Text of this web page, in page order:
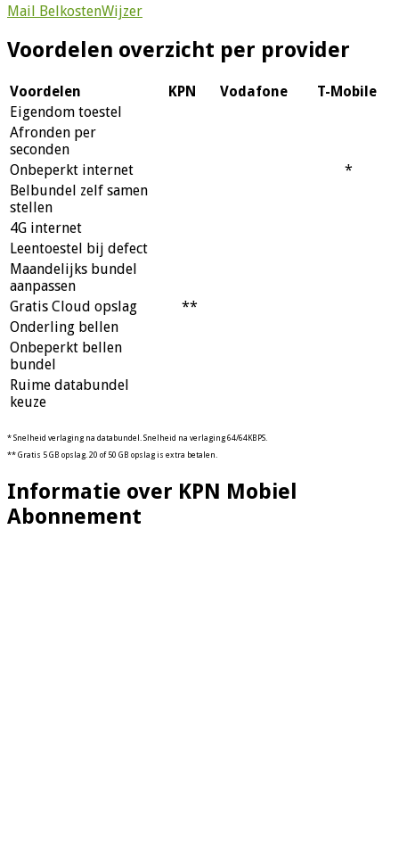
Mail BelkostenWijzer
Voordelen overzicht per provider
Voordelen KPN Vodafone
T-Mobile
Eigendom toestel
Afronden per
seconden
Onbeperkt internet
*
Belbundel zelf samen
stellen
4G internet
Leentoestel bij defect
Maandelijks bundel
aanpassen
Gratis Cloud opslag
**
Onderling bellen
Onbeperkt bellen
bundel
Ruime databundel
keuze
* Snelheid verlaging na databundel. Snelheid na verlaging 64/64KBPS.
** Gratis 5 GB opslag. 20 of 50 GB opslag is extra betalen.
Informatie over KPN Mobiel
Abonnement